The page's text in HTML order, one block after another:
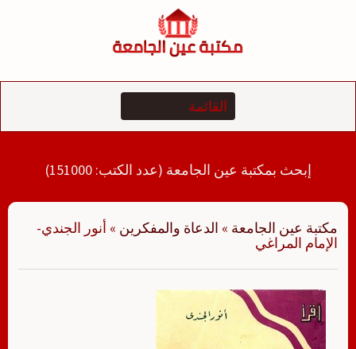
إبحث بمكتبة عين الجامعة (عدد الكتب: 151000)
مكتبة عين الجامعة » الدعاة والمفكرين » أنور الجندي-
الإمام المراغي